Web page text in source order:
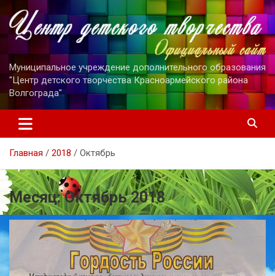
к
содержимому
Муниципальное учреждение дополнительного образования
"Центр детского творчества Красноармейского района
Волгограда"
Главная 2018 Октябрь
Месяц:Октябрь 2018